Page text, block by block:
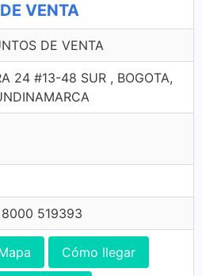
VENTA
DE VENTA
24 #13-48 SUR , BOGOTA,
8000 519393
Cómo llegar